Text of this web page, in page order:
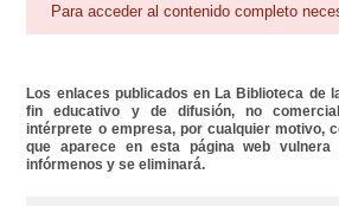
Para acceder al contenido completo
Los enlaces publicados en La Biblioteca de
fin educativo y de difusión, no
intérprete o empresa, por cualquier motivo,
que aparece en esta página web vulnera
infórmenos y se eliminará.